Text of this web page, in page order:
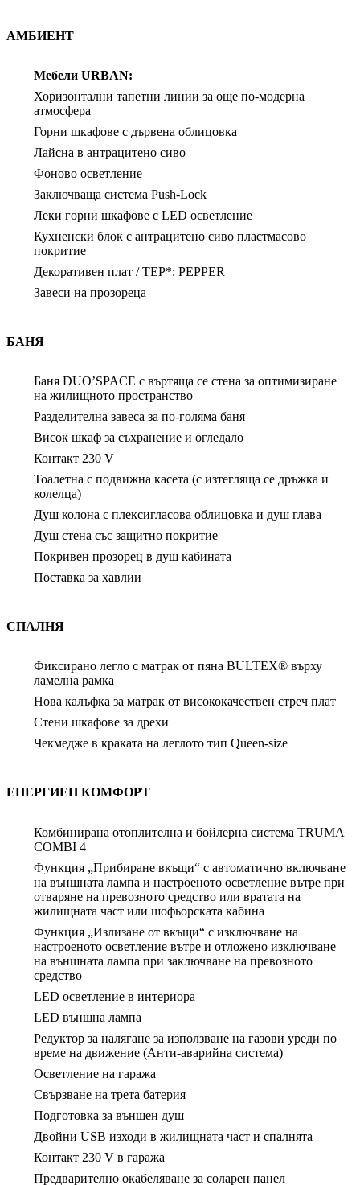
АМБИЕНТ
Мебели URBAN:
Хоризонтални тапетни линии за още по-модерна
атмосфера
Горни шкафове с дървена облицовка
Лайсна в антрацитено сиво
Фоново осветление
Заключваща система Push-Lock
Леки горни шкафове с LED осветление
Кухненски блок с антрацитено сиво пластмасово
покритие
Декоративен плат / TEP*: PEPPER
Завеси на прозореца
БАНЯ
Баня DUO’SPACE с въртяща се стена за оптимизиране
на жилищното пространство
Разделителна завеса за по-голяма баня
Висок шкаф за съхранение и огледало
Контакт 230 V
Тоалетна с подвижна касета (с изтегляща се дръжка и
колелца)
Душ колона с плексигласова облицовка и душ глава
Душ стена със защитно покритие
Покривен прозорец в душ кабината
Поставка за хавлии
СПАЛНЯ
Фиксирано легло с матрак от пяна BULTEX® върху
ламелна рамка
Нова калъфка за матрак от висококачествен стреч плат
Стени шкафове за дрехи
Чекмедже в краката на леглото тип Queen-size
ЕНЕРГИЕН КОМФОРТ
Комбинирана отоплителна и бойлерна система TRUMA
COMBI 4
Функция „Прибиране вкъщи“ с автоматично включване
на външната лампа и настроеното осветление вътре при
отваряне на превозното средство или вратата на
жилищната част или шофьорската кабина
Функция „Излизане от вкъщи“ с изключване на
настроеното осветление вътре и отложено изключване
на външната лампа при заключване на превозното
средство
LED осветление в интериора
LED външна лампа
Редуктор за налягане за използване на газови уреди по
време на движение (Анти-аварийна система)
Осветление на гаража
Свързване на трета батерия
Подготовка за външен душ
Двойни USB изходи в жилищната част и спалнята
Контакт 230 V в гаража
Предварително окабеляване за соларен панел